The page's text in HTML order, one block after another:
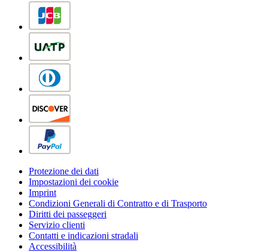
Protezione dei dati
Impostazioni dei cookie
Imprint
Condizioni Generali di Contratto e di Trasporto
Diritti dei passeggeri
Servizio clienti
Contatti e indicazioni stradali
Accessibilità